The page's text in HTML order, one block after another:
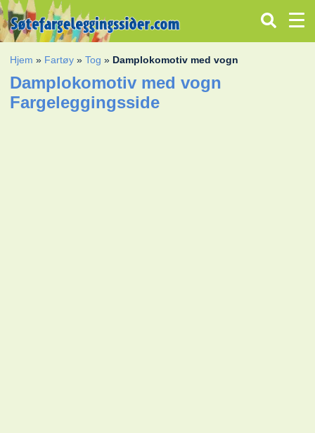
Hjem » Fartøy »Tog » Damplokomotiv med vogn
Damplokomotiv med vogn
Fargeleggingsside